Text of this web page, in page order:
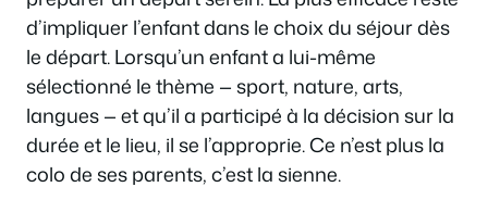
d’impliquer l’enfant dans le choix du séjour dès
le départ. Lorsqu’un enfant a lui-même
sélectionné le thème — sport, nature, arts,
langues — et qu’il a participé à la décision sur la
durée et le lieu, il se l’approprie. Ce n’est plus la
colo de ses parents, c’est la sienne.